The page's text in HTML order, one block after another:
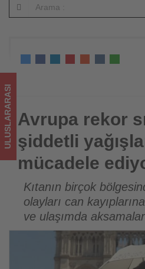
mücadele
ediyor
-
Tourexpi,
sizler
için
turizmde
olup
bitenleri
takip
ediyor!
Avrupa rekor sıcaklar ve şiddetli
ULUSLARARASI Avrupa rekor
şiddetli
mücadele
Kıtanın birçok
olayları can
ve ulaşımda